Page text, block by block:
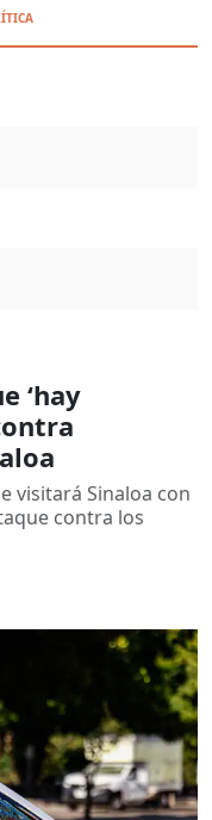
‘hay
visitará Sinaloa con
contra los